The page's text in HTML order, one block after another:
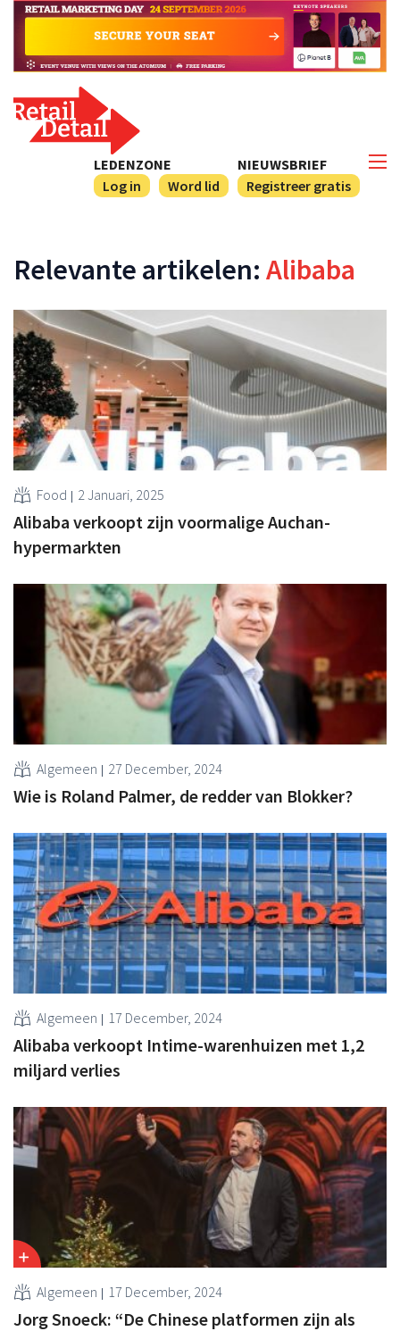
NIEUWSBRIEF
Registreer gratis
LEDENZONE
Log in
Word lid
Relevante artikelen: Alibaba
Food 2 Januari, 2025
Alibaba verkoopt zijn voormalige Auchan-
hypermarkten
Algemeen 27 December, 2024
Wie is Roland Palmer, de redder van Blokker?
Algemeen 17 December, 2024
Alibaba verkoopt Intime-warenhuizen met 1,2
miljard verlies
Algemeen 17 December, 2024
Jorg Snoeck: “De Chinese platformen zijn als